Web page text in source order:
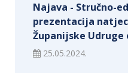
Najava - Stručno-
prezentacija
Županijske Udruge
25.05.2024.